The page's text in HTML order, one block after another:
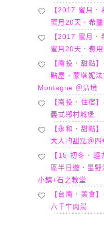
【2017 蜜月
蜜月20天．希
【2017 蜜月
蜜月20天．費
【南投．甜點
點屋．蒙塔妮
Montagne ＠清境
【南投．住宿
義式鄉村城堡
【永和．甜點
大人的甜點＠四
【15 初冬．
區半日遊．星
小鎮+石之教堂
【台南．美食
六千牛肉湯